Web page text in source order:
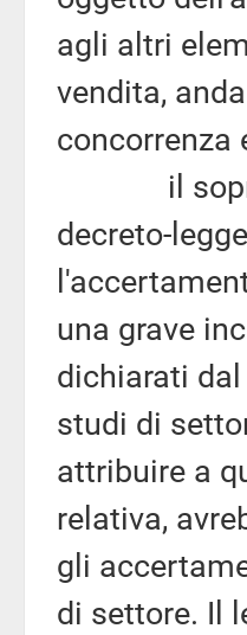
agli altri
vendita,
concorrenza
il
decreto-
una grave
dichiarati
studi di
attribuire a
relativa,
gli
di settore. Il